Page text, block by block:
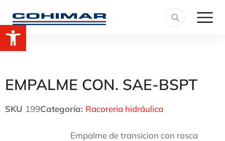
EMPALME CON. SAE-BSPT
SKU 199Categoría: Racoreria hidráulica
Empalme de transicion con rosca
Abrir barra de herramientas